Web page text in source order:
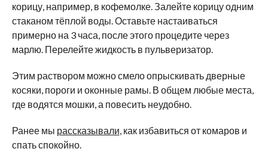
корицу, например, в кофемолке. Залейте корицу одним
стаканом тёплой воды. Оставьте настаиваться
примерно на 3 часа, после этого процедите через
марлю. Перелейте жидкость в пульверизатор.
Этим раствором можно смело опрыскивать дверные
косяки, пороги и оконные рамы. В общем любые места,
где водятся мошки, а повесить неудобно.
Ранее мы рассказывали, как избавиться от комаров и
спать спокойно.